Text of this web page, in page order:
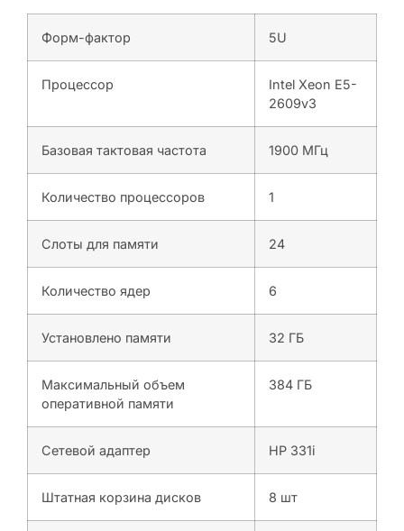
Форм-фактор 5U
Процессор
Intel Xeon E5-
2609v3
Базовая тактовая частота 1900 МГц
Количество процессоров 1
Слоты для памяти 24
Количество ядер 6
Установлено памяти 32 ГБ
Максимальный объем
оперативной памяти
384 ГБ
Сетевой адаптер НР 331i
Штатная корзина дисков 8 шт